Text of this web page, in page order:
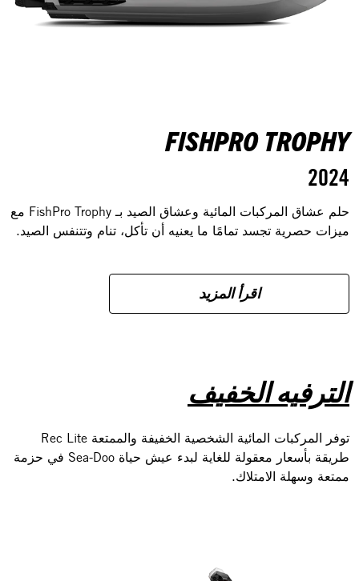
FISHPRO TROPHY
2024
حلم عشاق المركبات المائية وعشاق الصيد بـ FishPro Trophy مع
ميزات حصرية تجسد تمامًا ما يعنيه أن تأكل، تنام وتتنفس الصيد.
اقرأ المزيد
الترفيه الخفيف
توفر المركبات المائية الشخصية الخفيفة والممتعة Rec Lite
طريقة بأسعار معقولة للغاية لبدء عيش حياة Sea-Doo في حزمة
ممتعة وسهلة الامتلاك.